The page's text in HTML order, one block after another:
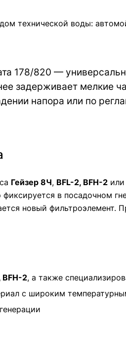
технической воды:
178/820 —
задерживает мелкие
напора или по
Гейзер 8Ч, BFL-2, BFH-2
в посадочном
новый
BFH-2, а также
с широким